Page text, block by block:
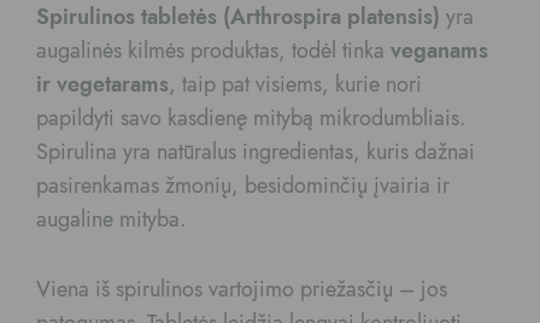
Spirulinos tabletės (Arthrospira platensis) yra
augalinės kilmės produktas, todėl tinka veganams
ir vegetarams, taip pat visiems, kurie nori
papildyti savo kasdienę mitybą mikrodumbliais.
Spirulina yra natūralus ingredientas, kuris dažnai
pasirenkamas žmonių, besidominčių įvairia ir
augaline mityba.
Viena iš spirulinos vartojimo priežasčių – jos